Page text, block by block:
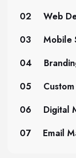
02
Web
03
Mobile
04
05
06
Digital
07
Email